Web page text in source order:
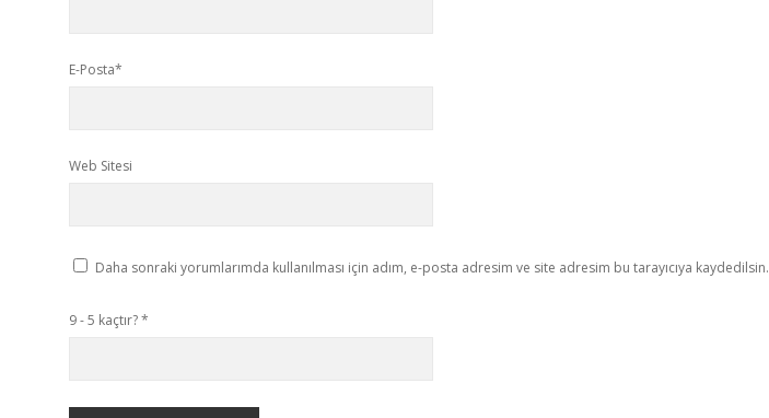
E-Posta*
Web Sitesi
Daha sonraki yorumlarımda kullanılması için adım, e-posta adresim ve site adresim bu tarayıcıya kaydedilsin.
9 - 5 kaçtır?*